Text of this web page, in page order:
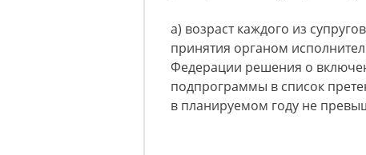
а) возраст каждого из
принятия органом
Федерации решения о
подпрограммы в список
в планируемом году не